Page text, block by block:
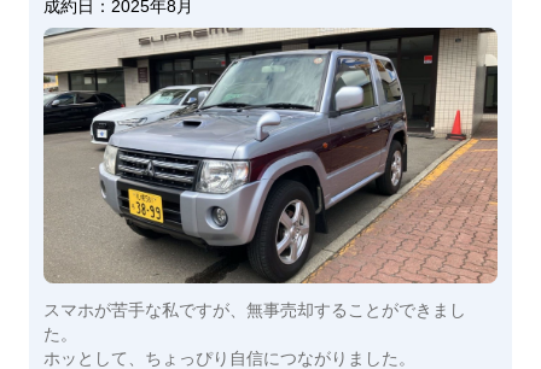
成約日： 2025年8月
スマホが苦手な私ですが、無事売却することができまし
た。
ホッとして、ちょっぴり自信につながりました。